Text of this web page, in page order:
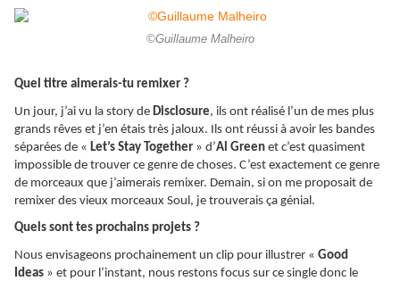
©Guillaume Malheiro
Quel titre aimerais-tu remixer ?
Un jour, j’ai vu la story de Disclosure, ils ont réalisé l’un de mes plus
grands rêves et j’en étais très jaloux. Ils ont réussi à avoir les bandes
séparées de « Let’s Stay Together » d’Al Green et c’est quasiment
impossible de trouver ce genre de choses. C’est exactement ce genre
de morceaux que j’aimerais remixer. Demain, si on me proposait de
remixer des vieux morceaux Soul, je trouverais ça génial.
Quels sont tes prochains projets ?
Nous envisageons prochainement un clip pour illustrer « Good
Ideas » et pour l’instant, nous restons focus sur ce single donc le